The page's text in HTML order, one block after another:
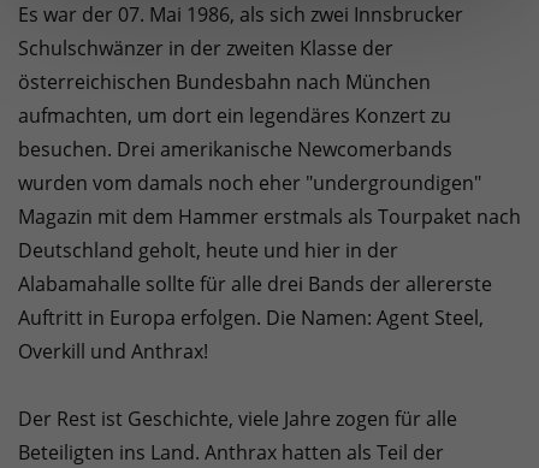
Es war der 07. Mai 1986, als sich zwei Innsbrucker
Schulschwänzer in der zweiten Klasse der
österreichischen Bundesbahn nach München
aufmachten, um dort ein legendäres Konzert zu
besuchen. Drei amerikanische Newcomerbands
wurden vom damals noch eher "undergroundigen"
Magazin mit dem Hammer erstmals als Tourpaket nach
Deutschland geholt, heute und hier in der
Alabamahalle sollte für alle drei Bands der allererste
Auftritt in Europa erfolgen. Die Namen: Agent Steel,
Overkill und Anthrax!
Der Rest ist Geschichte, viele Jahre zogen für alle
Beteiligten ins Land. Anthrax hatten als Teil der